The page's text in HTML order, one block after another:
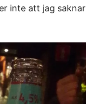
inte att jag saknar